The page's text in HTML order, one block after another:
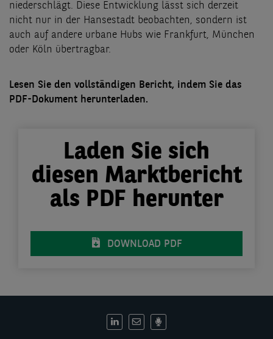
niederschlägt. Diese Entwicklung lässt sich derzeit
nicht nur in der Hansestadt beobachten, sondern ist
auch auf andere urbane Hubs wie Frankfurt, München
oder Köln übertragbar.
Lesen Sie den vollständigen Bericht, indem Sie das
PDF-Dokument herunterladen.
Laden Sie sich
diesen Marktbericht
als PDF herunter
DOWNLOAD PDF